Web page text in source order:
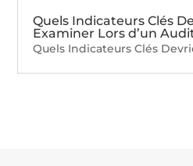
Quels Indicateurs Clés
Examiner Lors d’un
Quels Indicateurs Clés